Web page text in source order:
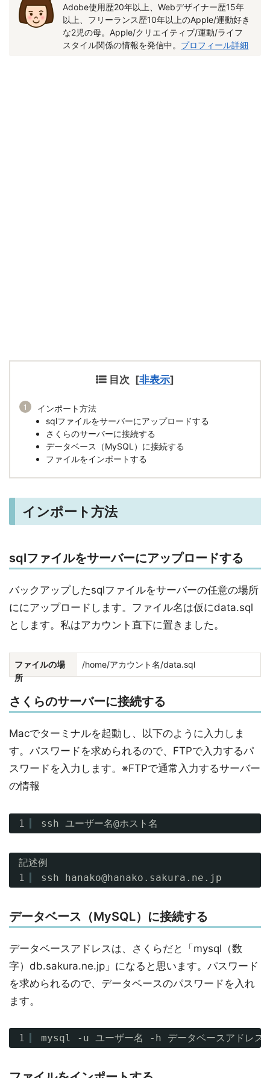
Adobe使用歴20年以上、Webデザイナー歴15年
以上、フリーランス歴10年以上のApple/運動好き
な2児の母。Apple/クリエイティブ/運動/ライフ
スタイル関係の情報を発信中。 プロフィール詳細
目次 [非表示]
インポート方法
sqlファイルをサーバーにアップロードする
さくらのサーバーに接続する
データベース（MySQL）に接続する
ファイルをインポートする
インポート方法
sqlファイルをサーバーにアップロードする
バックアップしたsqlファイルをサーバーの任意の場所
ににアップロードします。ファイル名は仮にdata.sql
とします。私はアカウント直下に置きました。
ファイルの場
所
/home/アカウント名/data.sql
さくらのサーバーに接続する
Macでターミナルを起動し、以下のように入力しま
す。パスワードを求められるので、FTPで入力するパ
スワードを入力します。※FTPで通常入力するサーバー
の情報
1 ssh ユーザー名@ホスト名
記述例
1
ssh hanako@hanako.sakura.ne.jp
データベース（MySQL）に接続する
データベースアドレスは、さくらだと「mysql（数
字）db.sakura.ne.jp」になると思います。パスワード
を求められるので、データベースのパスワードを入れ
ます。
1 mysql -u ユーザー名 -h データベースアドレ